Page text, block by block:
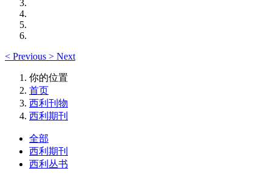
< Previous > Next
你的位置
首页
西利刊物
西利期刊
全部
西利期刊
西利丛书